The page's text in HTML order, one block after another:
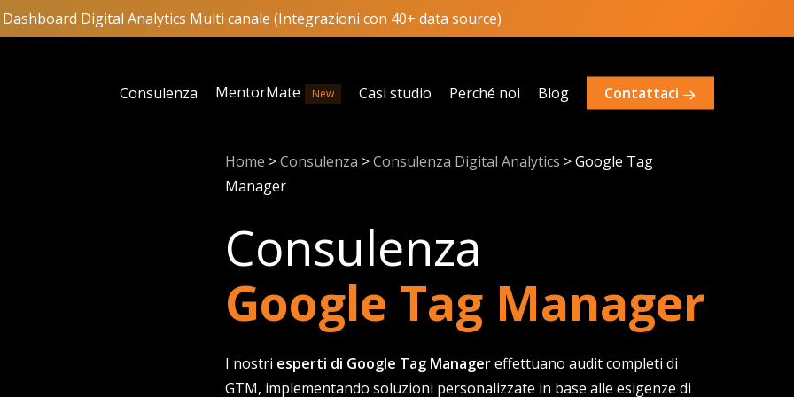
Digital Analytics Multi canale (Integrazioni con 40+ data source)
Consulenza MentorMate New Casi studio Perché noi Blog Contattaci
Home >Consulenza >Consulenza Digital Analytics >Google Tag
Manager
Consulenza
Google Tag Manager
I nostri esperti di Google Tag Managereffettuano audit completi di
GTM, implementando soluzioni personalizzate in base alle esigenze di